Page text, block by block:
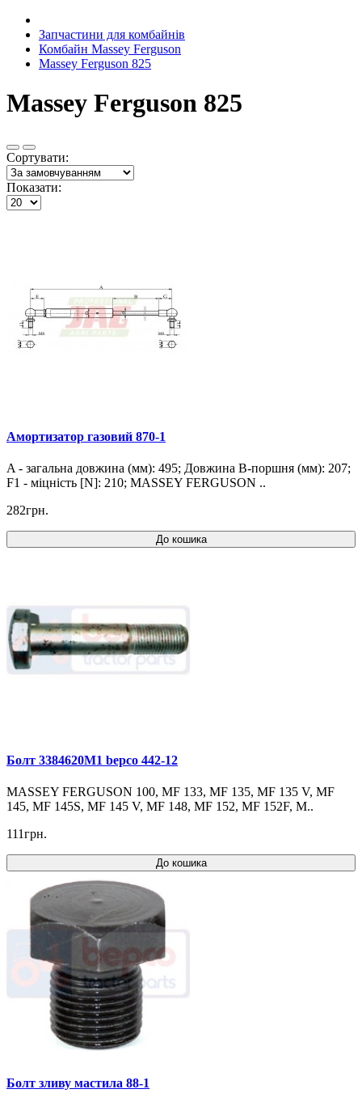
Запчастини для комбайнів
Комбайн Massey Ferguson
Massey Ferguson 825
Massey Ferguson 825
Сортувати:
Показати:
Амортизатор газовий 870-1
A - загальна довжина (мм): 495; Довжина B-поршня (мм): 207;
F1 - міцність [N]: 210; MASSEY FERGUSON ..
282грн.
До кошика
Болт 3384620M1 bepco 442-12
MASSEY FERGUSON 100, MF 133, MF 135, MF 135 V, MF
145, MF 145S, MF 145 V, MF 148, MF 152, MF 152F, M..
111грн.
До кошика
Болт зливу мастила 88-1